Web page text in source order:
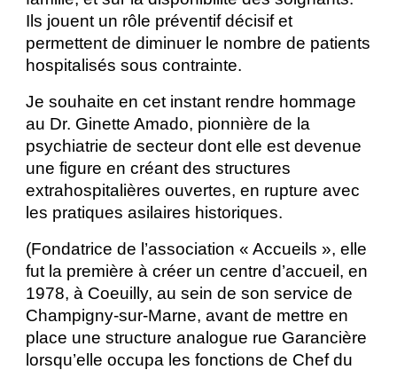
Ils jouent un rôle préventif décisif et
permettent de diminuer le nombre de patients
hospitalisés sous contrainte.
Je souhaite en cet instant rendre hommage
au Dr. Ginette Amado, pionnière de la
psychiatrie de secteur dont elle est devenue
une figure en créant des structures
extrahospitalières ouvertes, en rupture avec
les pratiques asilaires historiques.
(Fondatrice de l’association « Accueils », elle
fut la première à créer un centre d’accueil, en
1978, à Coeuilly, au sein de son service de
Champigny-sur-Marne, avant de mettre en
place une structure analogue rue Garancière
lorsqu’elle occupa les fonctions de Chef du